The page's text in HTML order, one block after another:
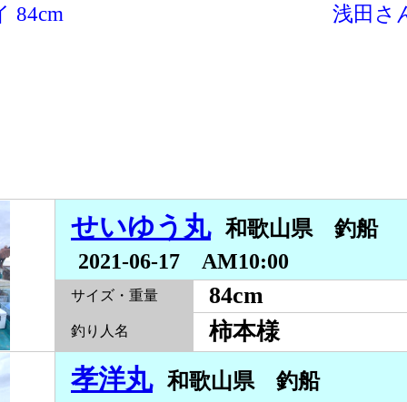
84cm
浅田さ
せいゆう丸
和歌山県 釣船
2021-06-17 AM10:00
サイズ・重量 84cm
釣り人名 柿本様
孝洋丸
和歌山県 釣船